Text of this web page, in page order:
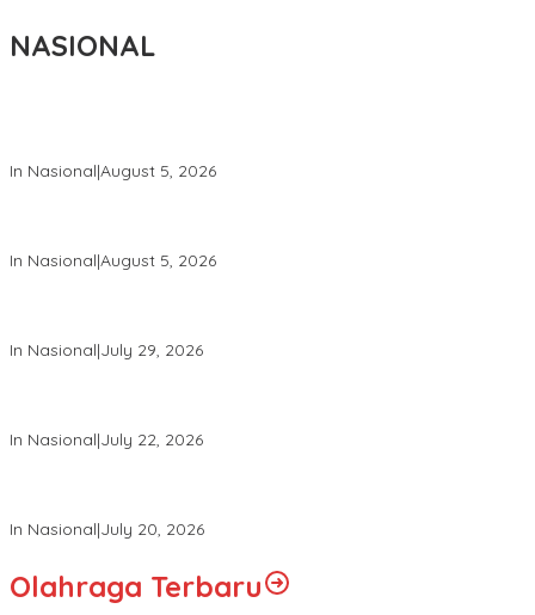
NASIONAL
In Nasional|August 5, 2026
In Nasional|August 5, 2026
In Nasional|July 29, 2026
In Nasional|July 22, 2026
In Nasional|July 20, 2026
Olahraga Terbaru